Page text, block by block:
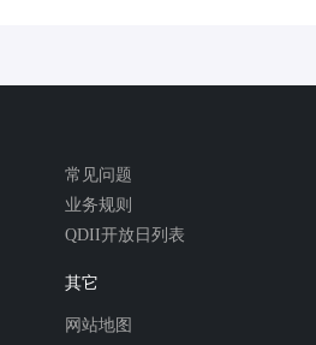
常见问题
业务规则
QDII开放日列表
其它
网站地图